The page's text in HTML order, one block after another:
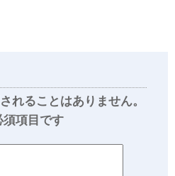
れることはありません。
須項目です